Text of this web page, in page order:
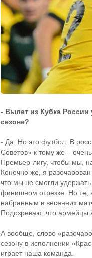
- Вылет из Кубка
сезоне?
- Да. Но это футбол. В
Советов» к тому же –
Премьер-лигу, чтобы мы,
Конечно же, я
что мы не смогли
финишном отрезке. Но те,
набранным в весенних
Подозреваю, что армейцы
А вообще, слово
сезону в исполнении
играет наша команда.